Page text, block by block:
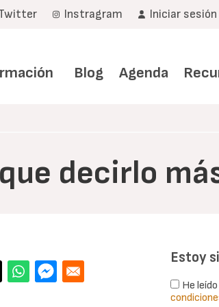
Instragram Iniciar sesión
Blog Agenda
decirlo
Estoy
He